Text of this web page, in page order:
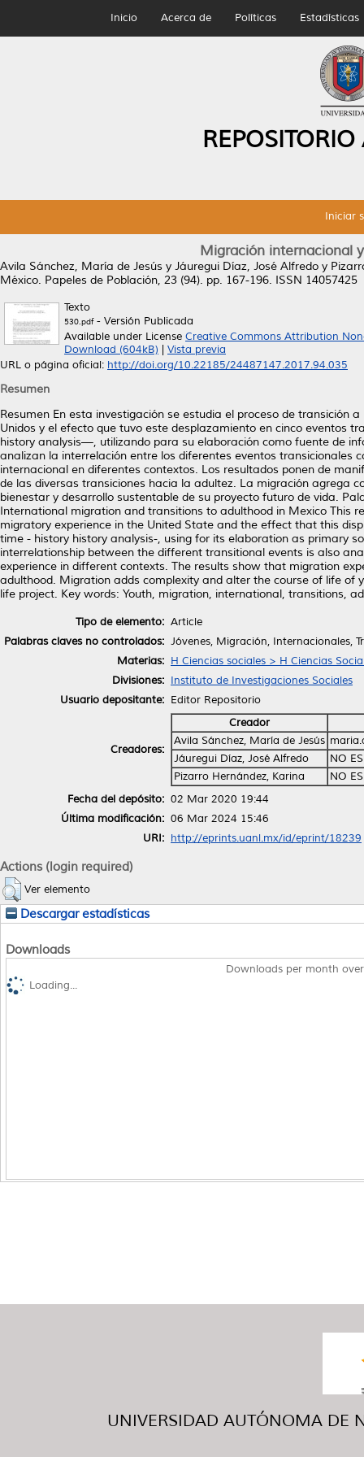
Inicio Acerca de Políticas Estadísticas
Iniciar
Migración internacional
Avila Sánchez, María de Jesús y Jáuregui Díaz, José Alfredo y
México. Papeles de Población, 23 (94). pp. 167-196. ISSN 14057425
Texto
530.pdf- Versión Publicada
Available under License Creative Commons Attribution
Download (604kB)
Vista previa
URL o página oficial: http://doi.org/10.22185/24487147.2017.94.035
Resumen
Resumen En esta investigación se estudia el proceso de transición
Unidos y el efecto que tuvo este desplazamiento en cinco eventos
history analysis—, utilizando para su elaboración como fuente de
analizan la interrelación entre los diferentes eventos transicionales
internacional en diferentes contextos. Los resultados ponen de
de las diversas transiciones hacia la adultez. La migración agrega
bienestar y desarrollo sustentable de su proyecto futuro de vida.
International migration and transitions to adulthood in Mexico This
migratory experience in the United State and the effect that this
time - history history analysis-, using for its elaboration as primary
interrelationship between the different transitional events is also
experience in different contexts. The results show that migration
adulthood. Migration adds complexity and alter the course of life
life project. Key words: Youth, migration, international, transitions,
Tipo de elemento: Article
Palabras claves no controlados: Jóvenes, Migración, Internacionales,
Materias: H Ciencias sociales > H Ciencias
Divisiones: Instituto de Investigaciones Sociales
Usuario depositante: Editor Repositorio
Creadores:
Creador
Avila Sánchez, María de Jesús
Jáuregui Díaz, José Alfredo
NO
Pizarro Hernández, Karina
NO
Fecha del depósito: 02 Mar 2020 19:44
Última modificación: 06 Mar 2024 15:46
URI: http://eprints.uanl.mx/id/eprint/18239
Actions (login required)
Ver elemento
Descargar estadísticas
Downloads
Downloads per month
Loading...
UNIVERSIDAD AUTÓNOMA DE